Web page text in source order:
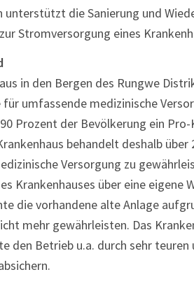
unterstützt die Sanierung und
Stromversorgung eines
in den Bergen des Rungwe
umfassende medizinische
Prozent der Bevölkerung ein
behandelt deshalb
Versorgung zu
Krankenhauses über eine eigene
die vorhandene alte Anlage
mehr gewährleisten. Das
den Betrieb u.a. durch sehr